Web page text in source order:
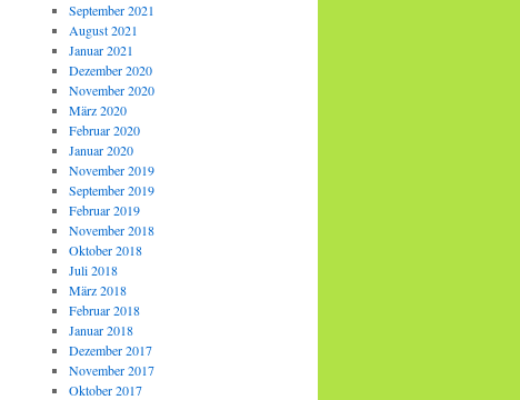
September 2021
August 2021
Januar 2021
Dezember 2020
November 2020
März 2020
Februar 2020
Januar 2020
November 2019
September 2019
Februar 2019
November 2018
Oktober 2018
Juli 2018
März 2018
Februar 2018
Januar 2018
Dezember 2017
November 2017
Oktober 2017